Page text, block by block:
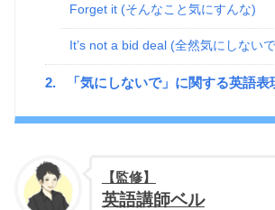
Forget it (そんなこと気にすんな)
It’s not a bid deal (全然気にしない
2. 「気にしないで」に関する英語表
【監修】
英語講師ベル